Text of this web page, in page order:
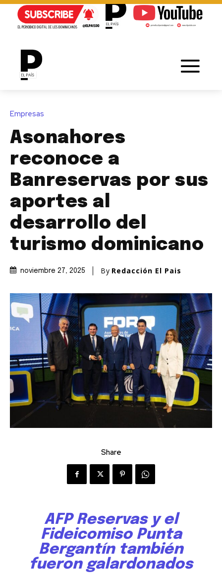
Empresas
Asonahores
reconoce a
Banreservas por sus
aportes al
desarrollo del
turismo dominicano
noviembre 27, 2025 By Redacción El Pais
Share
AFP Reservas y el
Fideicomiso Punta
Bergantín también
fueron galardonados